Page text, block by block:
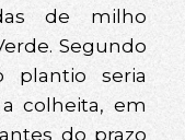
de milho
Segundo
plantio seria
colheita, em
do prazo